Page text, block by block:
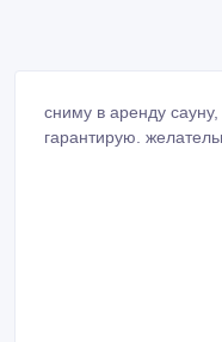
сниму в аренду
гарантирую.